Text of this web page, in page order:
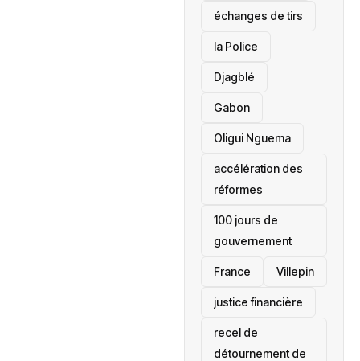
échanges de tirs
la Police
Djagblé
Gabon
Oligui Nguema
accélération des
réformes
100 jours de
gouvernement
France Villepin
justice financière
recel de
détournement de